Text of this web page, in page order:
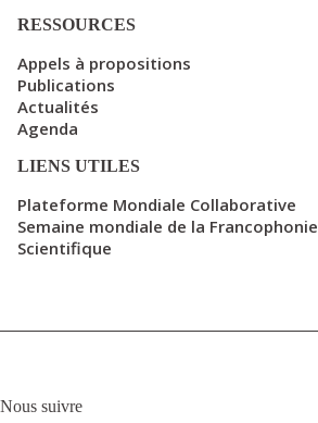
RESSOURCES
Appels à propositions
Publications
Actualités
Agenda
LIENS UTILES
Plateforme Mondiale Collaborative
Semaine mondiale de la Francophonie
Scientifique
Nous suivre